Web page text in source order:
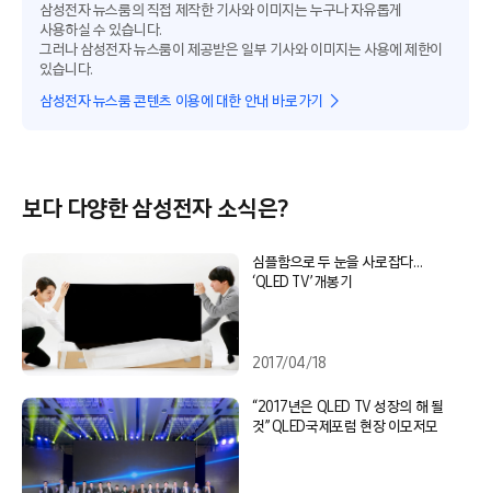
삼성전자 뉴스룸의 직접 제작한 기사와 이미지는 누구나 자유롭게
사용하실 수 있습니다.
그러나 삼성전자 뉴스룸이 제공받은 일부 기사와 이미지는 사용에 제한이
있습니다.
삼성전자 뉴스룸 콘텐츠 이용에 대한 안내 바로가기
보다 다양한 삼성전자 소식은?
심플함으로 두 눈을 사로잡다…
‘QLED TV’ 개봉기
2017/04/18
“2017년은 QLED TV 성장의 해 될
것” QLED국제포럼 현장 이모저모